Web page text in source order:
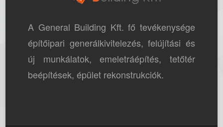
A General Building Kft. fő tevékenysége
építőipari generálkivitelezés, felújítási és
új munkálatok, emeletráépítés, tetőtér
beépítések, épület rekonstrukciók.